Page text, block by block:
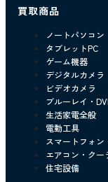
買取商品
ノートパソコン
タブレットPC
ゲーム機器
デジタルカメラ
ビデオカメラ
ブルーレイ・
生活家電全般
電動工具
スマートフォン
エアコン・クー
住宅設備